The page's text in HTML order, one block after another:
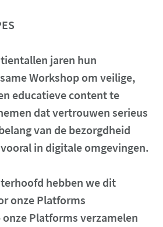
jaren hun
Workshop om veilige,
educatieve content te
dat vertrouwen serieus
van de bezorgdheid
in digitale omgevingen.
hebben we dit
onze Platforms
onze Platforms verzamelen